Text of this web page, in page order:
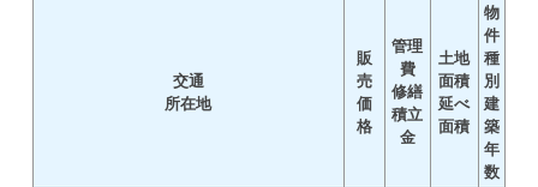
交通
所在地
販
売
価
格
管理
費
修繕
積立
金
土地
面積
延べ
面積
物
件
種
別
建
築
年
数